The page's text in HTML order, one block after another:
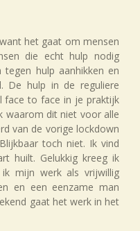
het gaat om mensen
die echt hulp nodig
hulp aanhikken en
De hulp in de reguliere
face to face in je praktijk
waarom dit niet voor alle
van de vorige lockdown
toch niet. Ik vind
huilt. Gelukkig kreeg ik
mijn werk als vrijwillig
en een eenzame man
gaat het werk in het